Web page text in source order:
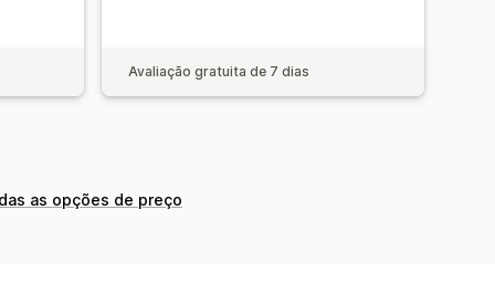
Avaliação gratuita de 7 dias
as opções de preço